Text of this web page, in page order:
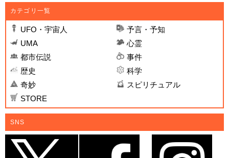
カテゴリ一覧
UFO・宇宙人
予言・予知
UMA
心霊
都市伝説
事件
歴史
科学
奇妙
スピリチュアル
STORE
SNS